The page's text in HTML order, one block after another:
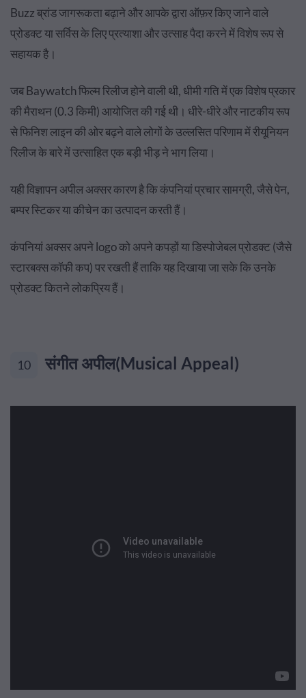
Buzz ब्रांड जागरूकता बढ़ाने और आपके द्वारा ऑफ़र किए जाने वाले
प्रोडक्ट या सर्विस के लिए प्रत्याशा और उत्साह पैदा करने में विशेष रूप से
सहायक है।
जब Baywatch फिल्म रिलीज होने वाली थी, धीमी गति में एक विशेष प्रकार
की मैराथन (0.3 किमी) आयोजित की गई थी। धीरे-धीरे और नाटकीय रूप
से फिनिश लाइन की ओर बढ़ने वाले लोगों के उल्लसित परिणाम में रीयूनियन
रिलीज के बारे में उत्साहित एक बड़ी भीड़ ने भाग लिया।
यही विज्ञापन अपील अक्सर कारण है कि कंपनियां प्रचार सामग्री, जैसे पेन,
बम्पर स्टिकर या कीचेन का उत्पादन करती हैं।
कंपनियां अक्सर अपने logo को अपने कपड़ों या डिस्पोजेबल प्रोडक्ट (जैसे
स्टारबक्स कॉफी कप) पर रखती हैं ताकि यह दिखाया जा सके कि उनके
प्रोडक्ट कितने लोकप्रिय हैं।
10 संगीत अपील(Musical Appeal)